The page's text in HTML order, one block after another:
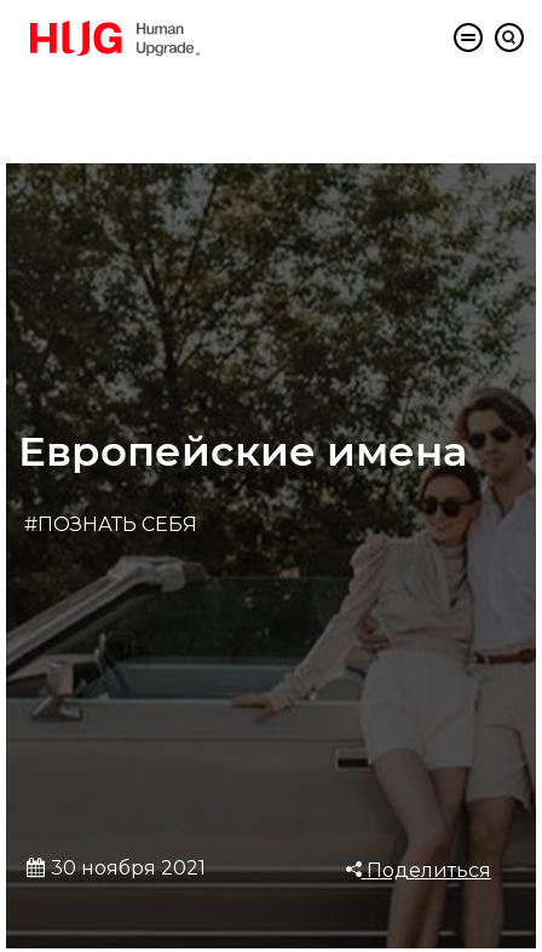
Европейские имена
#ПОЗНАТЬ СЕБЯ
30 ноября 2021 Поделиться